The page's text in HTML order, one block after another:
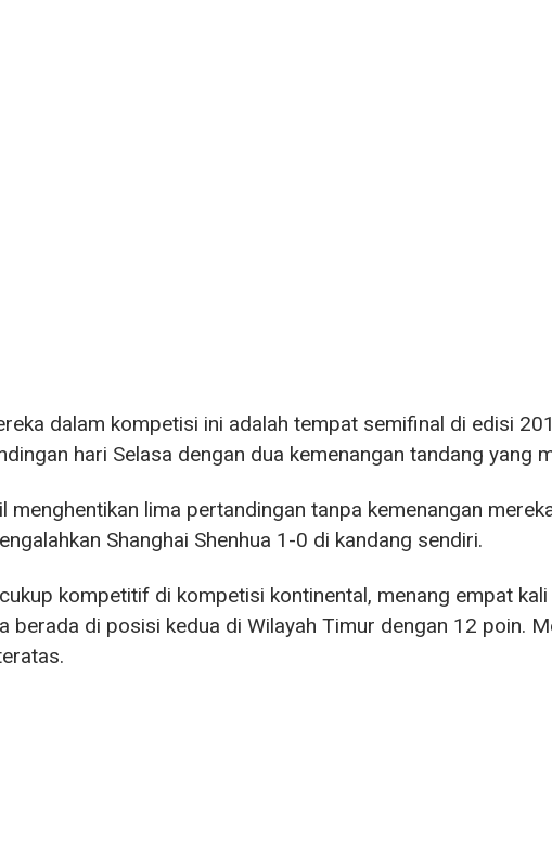
dalam kompetisi ini adalah tempat semifinal di edisi
hari Selasa dengan dua kemenangan tandang yang
menghentikan lima pertandingan tanpa kemenangan
Shanghai Shenhua 1-0 di kandang sendiri.
kompetitif di kompetisi kontinental, menang empat kali
berada di posisi kedua di Wilayah Timur dengan 12 poin.